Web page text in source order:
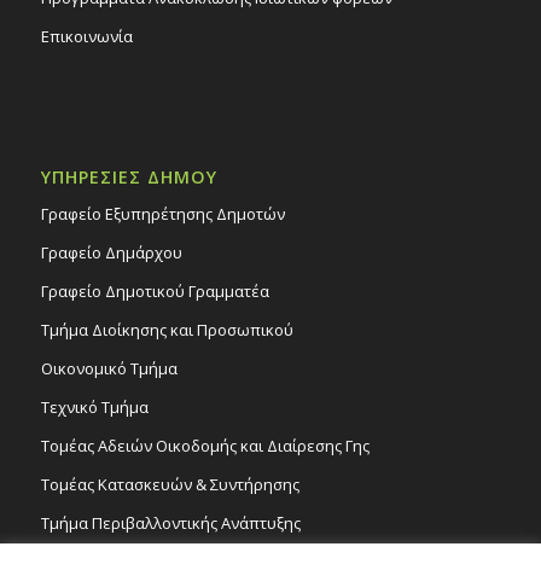
Επικοινωνία
ΥΠΗΡΕΣΙΕΣ ΔΗΜΟΥ
Γραφείο Εξυπηρέτησης Δημοτών
Γραφείο Δημάρχου
Γραφείο Δημοτικού Γραμματέα
Τμήμα Διοίκησης και Προσωπικού
Οικονομικό Τμήμα
Τεχνικό Τμήμα
Τομέας Αδειών Οικοδομής και Διαίρεσης Γης
Τομέας Κατασκευών & Συντήρησης
Τμήμα Περιβαλλοντικής Ανάπτυξης